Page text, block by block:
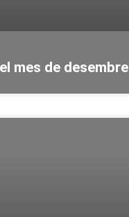
mes de desembre